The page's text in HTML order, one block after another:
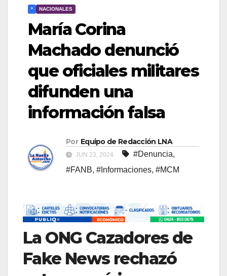
* NACIONALES
María Corina
Machado denunció
que oficiales militares
difunden una
información falsa
Por Equipo de Redacción LNA
JUN 23, 2024 #Denuncia,
#FANB, #Informaciones, #MCM
La ONG Cazadores de
Fake News rechazó